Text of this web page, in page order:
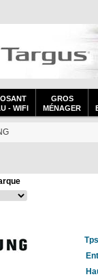
- WIFI
GROS
MÉNAGER